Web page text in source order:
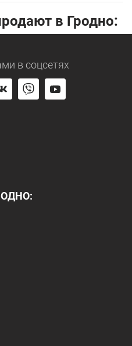
в Гродно:
в соцсетях